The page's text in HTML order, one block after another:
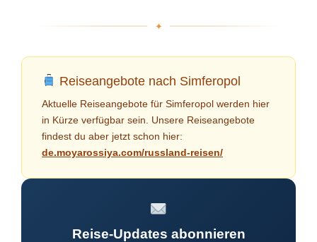
Reiseangebote nach Simferopol
Aktuelle Reiseangebote für Simferopol werden hier
in Kürze verfügbar sein. Unsere Reiseangebote
findest du aber jetzt schon hier:
de.moyarossiya.com/russland-reisen/
Reise-Updates abonnieren